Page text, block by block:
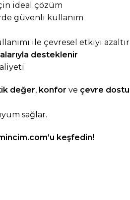
ideal çözüm
güvenli kullanım
ile çevresel etkiyi azaltır
desteklenir
değer, konfor ve çevre dostu
sağlar.
’u keşfedin!